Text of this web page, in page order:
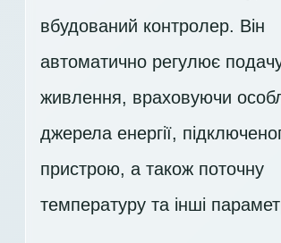
вбудований контролер. Він
автоматично регулює
живлення, враховуючи
джерела енергії,
пристрою, а також поточну
температуру та інші